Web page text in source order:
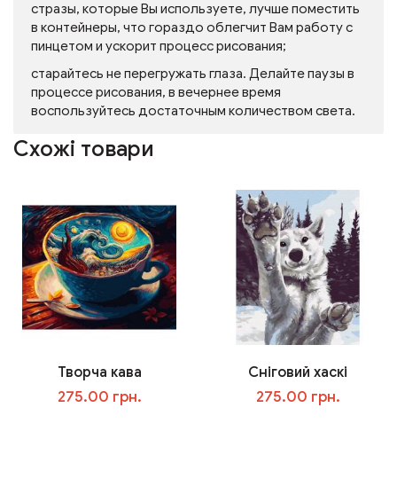
стразы, которые Вы используете, лучше поместить
в контейнеры, что гораздо облегчит Вам работу с
пинцетом и ускорит процесс рисования;
старайтесь не перегружать глаза. Делайте паузы в
процессе рисования, в вечернее время
воспользуйтесь достаточным количеством света.
Схожі товари
Творча кава
275.00 грн.
Сніговий хаскі
275.00 грн.